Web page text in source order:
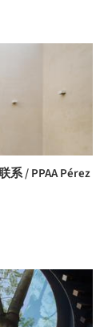
系 / PPAA Pérez